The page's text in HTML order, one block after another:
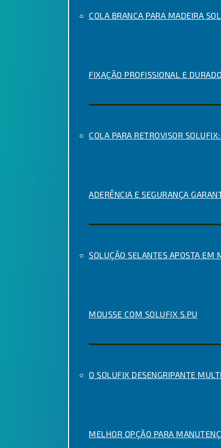
COLA BRANCA PARA MADEIRA
FIXAÇÃO PROFISSIONAL E
COLA PARA RETROVISOR
ADERÊNCIA E SEGURANÇA
SOLUÇÃO SELANTES APOSTA EM
MOUSSE COM SOLUFIX S.PU
O SOLUFIX DESENGRIPANTE
MELHOR OPÇÃO PARA